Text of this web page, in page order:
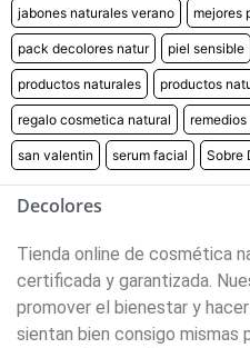
jabones naturales verano mejores
pack decolores natur piel sensible
productos naturales productos
regalo cosmetica natural
san valentin serum facial Sobre
Decolores
Tienda online de cosmética
certificada y garantizada.
promover el bienestar y
sientan bien consigo mismas